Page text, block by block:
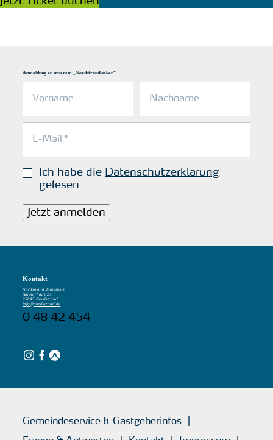
Anmeldung zu unserem „Nordstrandkieker“
Ich habe die Datenschutzerklärung
gelesen.
Jetzt anmelden
Kontakt
Nordstrand Tourismus
Am Kurhaus 27
25845 Nordstrand
info@nordstrand.de
0 48 42 454
Gemeindeservice & Gastgeberinfos